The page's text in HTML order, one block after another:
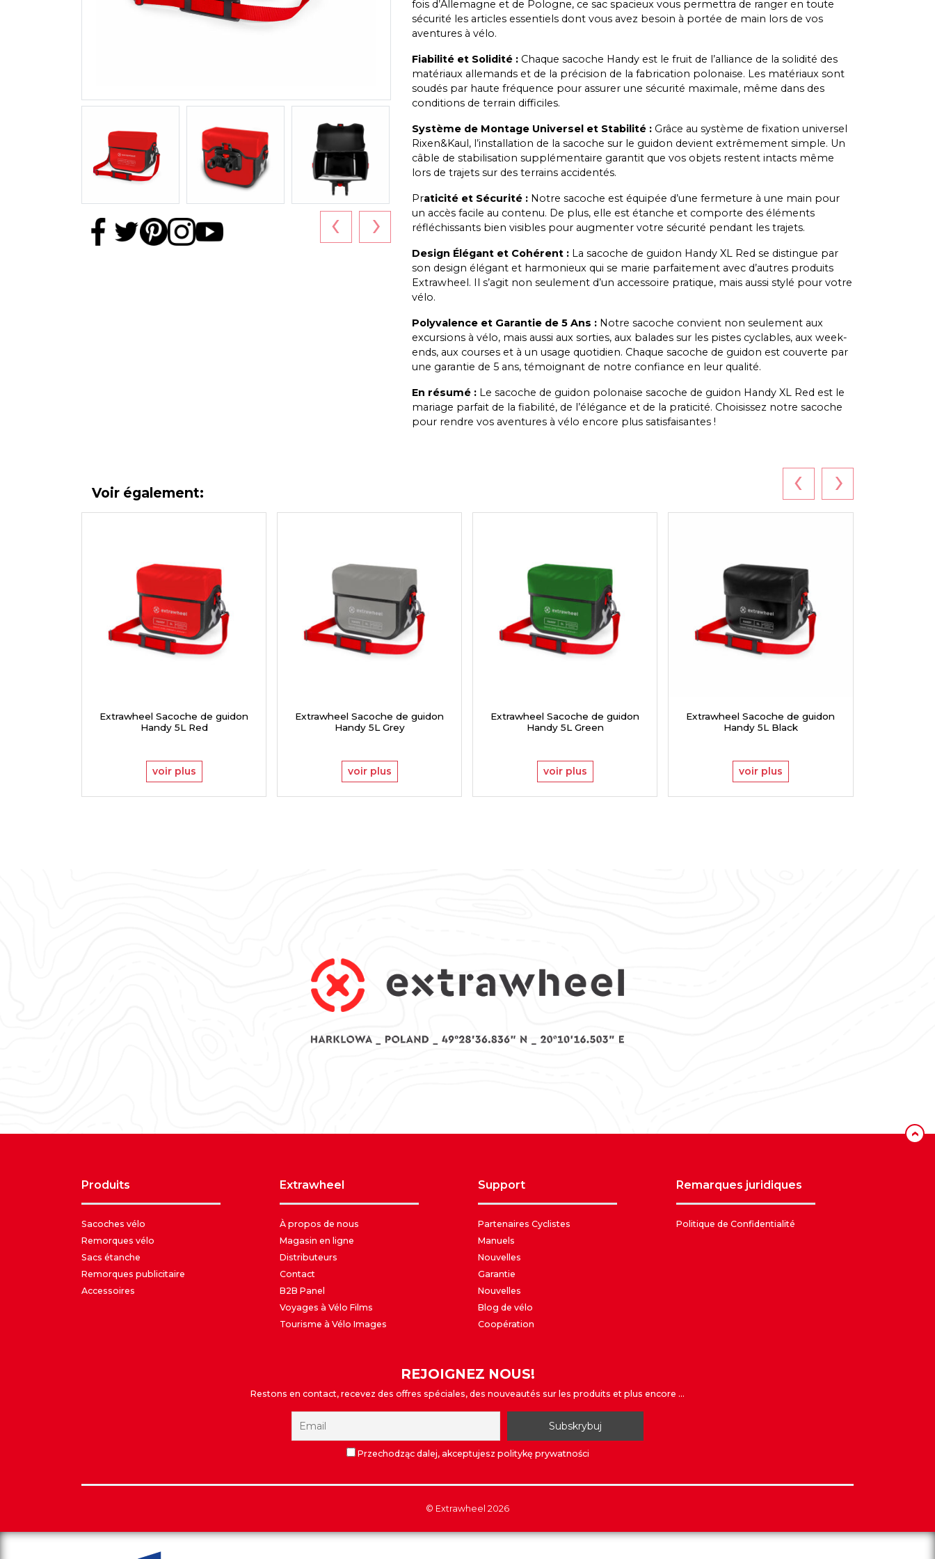
‹ ›
fois d’Allemagne et de Pologne, ce sac spacieux vous permettra de ranger en toute
sécurité les articles essentiels dont vous avez besoin à portée de main lors de vos
aventures à vélo.
Fiabilité et Solidité : Chaque sacoche Handy est le fruit de l’alliance de la solidité des
matériaux allemands et de la précision de la fabrication polonaise. Les matériaux sont
soudés par haute fréquence pour assurer une sécurité maximale, même dans des
conditions de terrain difficiles.
Système de Montage Universel et Stabilité : Grâce au système de fixation universel
Rixen&Kaul, l’installation de la sacoche sur le guidon devient extrêmement simple. Un
câble de stabilisation supplémentaire garantit que vos objets restent intacts même
lors de trajets sur des terrains accidentés.
Praticité et Sécurité : Notre sacoche est équipée d’une fermeture à une main pour
un accès facile au contenu. De plus, elle est étanche et comporte des éléments
réfléchissants bien visibles pour augmenter votre sécurité pendant les trajets.
Design Élégant et Cohérent : La sacoche de guidon Handy XL Red se distingue par
son design élégant et harmonieux qui se marie parfaitement avec d’autres produits
Extrawheel. Il s’agit non seulement d’un accessoire pratique, mais aussi stylé pour votre
vélo.
Polyvalence et Garantie de 5 Ans : Notre sacoche convient non seulement aux
excursions à vélo, mais aussi aux sorties, aux balades sur les pistes cyclables, aux week-
ends, aux courses et à un usage quotidien. Chaque sacoche de guidon est couverte par
une garantie de 5 ans, témoignant de notre confiance en leur qualité.
En résumé : Le sacoche de guidon polonaise sacoche de guidon Handy XL Red est le
mariage parfait de la fiabilité, de l’élégance et de la praticité. Choisissez notre sacoche
pour rendre vos aventures à vélo encore plus satisfaisantes !
Voir également:
Extrawheel Sacoche de guidon
Handy 5L Red
voir plus
Extrawheel Sacoche de guidon
Handy 5L Grey
voir plus
Extrawheel Sacoche de guidon
Handy 5L Green
voir plus
Extrawheel Sacoche de guidon
Handy 5L Black
voir plus
‹ ›
‹
produits
Sacoches vélo
Remorques vélo
Sacs étanche
Remorques publicitaire
Accessoires
extrawheel
À propos de nous
Magasin en ligne
Distributeurs
Contact
B2B Panel
Voyages à Vélo Films
Tourisme à Vélo Images
support
Partenaires Cyclistes
Manuels
Nouvelles
Garantie
Nouvelles
Blog de vélo
Coopération
remarques juridiques
Politique de Confidentialité
REJOIGNEZ NOUS!
Restons en contact, recevez des offres spéciales, des nouveautés sur les produits et plus encore ...
Przechodząc dalej, akceptujesz politykę prywatności
© Extrawheel 2026